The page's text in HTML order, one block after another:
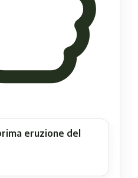
eruzione del